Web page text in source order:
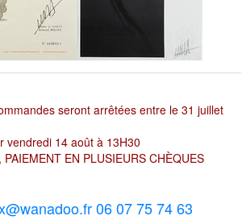
seront arrêtées entre le 31 juillet
vendredi 14 août à 13H30
PAIEMENT EN PLUSIEURS CHÈQUES
06 07 75 74 63